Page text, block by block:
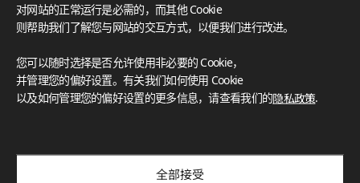
Environmental Product Declaration
Verified by SCS Global Services, this certification demonstra
对网站的正常运行是必需的，而其他 Cookie
则帮助我们了解您与网站的交互方式，以便我们进行改进。
您可以随时选择是否允许使用非必要的 Cookie，
并管理您的偏好设置。有关我们如何使用 Cookie
以及如何管理您的偏好设置的更多信息，请查看我们的隐私政策.
全部接受